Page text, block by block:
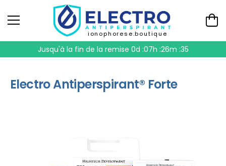
ionophorese.boutique
Jusqu'à la fin de la remise 0d :07h :26m :35
Electro Antiperspirant® Forte